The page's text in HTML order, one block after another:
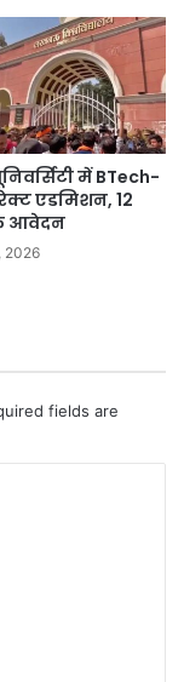
में BTech-
एडमिशन, 12
आवेदन
2026
fields are